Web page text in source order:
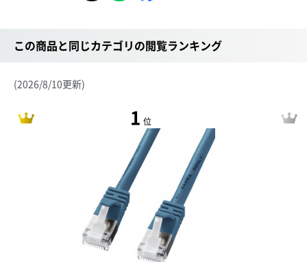
この商品と同じカテゴリの閲覧ランキング
(2026/8/10更新)
1 位